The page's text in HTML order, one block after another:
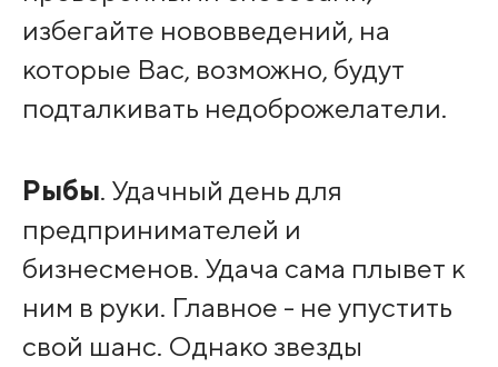
избегайте нововведений, на
которые Вас, возможно, будут
подталкивать недоброжелатели.
Рыбы. Удачный день для
предпринимателей и
бизнесменов. Удача сама плывет к
ним в руки. Главное - не упустить
свой шанс. Однако звезды